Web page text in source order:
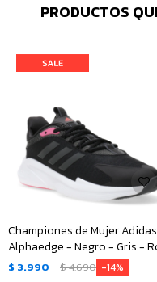
PRODUCTOS
Championes de Mujer Adidas
Alphaedge - Negro - Gris -
$ 3.990 $4.690 14